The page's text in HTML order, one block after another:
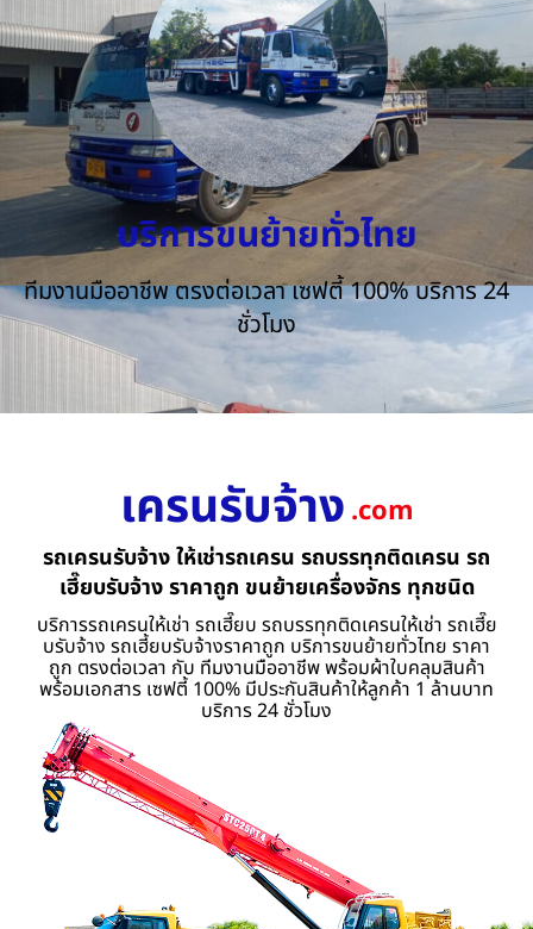
บริการขนย้ายทั่วไทย
ทีมงานมืออาชีพ ตรงต่อเวลา เซฟตี้ 100% บริการ 24
ชั่วโมง
เครนรับจ้าง .com
รถเครนรับจ้าง ให้เช่ารถเครน รถบรรทุกติดเครน รถ
เฮี๊ยบรับจ้าง ราคาถูก ขนย้ายเครื่องจักร ทุกชนิด
บริการรถเครนให้เช่า รถเฮี๊ยบ รถบรรทุกติดเครนให้เช่า รถเฮี๊ย
บรับจ้าง รถเฮี้ยบรับจ้างราคาถูก บริการขนย้ายทั่วไทย ราคา
ถูก ตรงต่อเวลา กับ ทีมงานมืออาชีพ พร้อมผ้าใบคลุมสินค้า
พร้อมเอกสาร เซฟตี้ 100% มีประกันสินค้าให้ลูกค้า 1 ล้านบาท
บริการ 24 ชั่วโมง